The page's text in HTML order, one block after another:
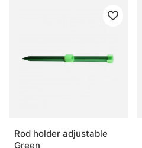
Rod holder adjustable
Green